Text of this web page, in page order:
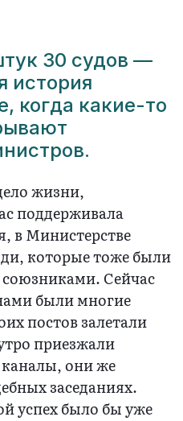
30 судов —
история
когда какие-то
жизни,
поддерживала
в Министерстве
которые тоже были
Сейчас
были многие
постов залетали
приезжали
они же
заседаниях.
успех было бы уже